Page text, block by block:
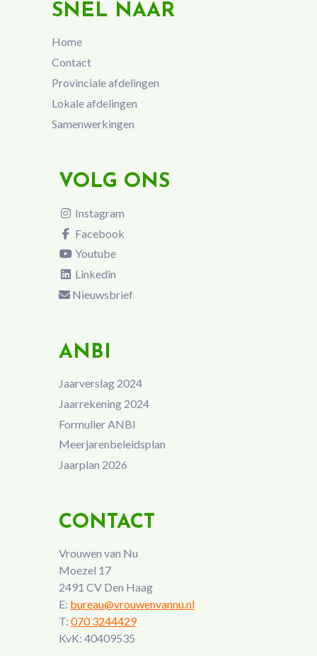
SNEL NAAR
Home
Contact
Provinciale afdelingen
Lokale afdelingen
Samenwerkingen
VOLG ONS
Instagram
Facebook
Youtube
Linkedin
Nieuwsbrief
ANBI
Jaarverslag 2024
Jaarrekening 2024
Formulier ANBI
Meerjarenbeleidsplan
Jaarplan 2026
CONTACT
Vrouwen van Nu
Moezel 17
2491 CV Den Haag
E: bureau@vrouwenvannu.nl
T: 070 3244429
KvK: 40409535